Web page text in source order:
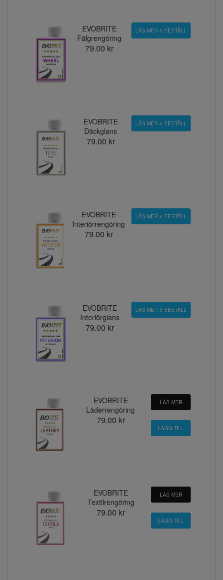
EVOBRITE
Fälgrengöring
79.00 kr
LÄS MER & BESTÄLL
EVOBRITE
Däckglans
79.00 kr
LÄS MER & BESTÄLL
EVOBRITE
Interiörrengöring
79.00 kr
LÄS MER & BESTÄLL
EVOBRITE
Interiörglans
79.00 kr
LÄS MER & BESTÄLL
EVOBRITE
Läderrengöring
79.00 kr
LÄS MER
EVOBRITE
Textilrengöring
79.00 kr
LÄS MER